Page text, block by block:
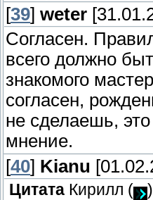
[39] weter
Согласен.
всего должно
знакомого
согласен,
не сделаешь,
мнение.
[40] Kianu
Цитата Кирилл (
)